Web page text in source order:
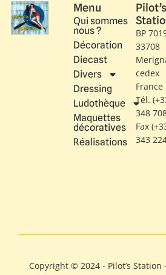
Menu
Qui sommes
nous ?
Décoration
Diecast
Divers
Dressing
Ludothèque
Maquettes
décoratives
Réalisations
Pilot’s
BP
33708
cedex
France
Tél.
348
Fax
343
Copyright © 2024 - Pilot’s